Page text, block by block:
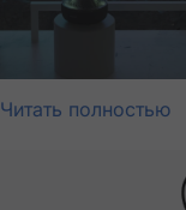
Читать полностью